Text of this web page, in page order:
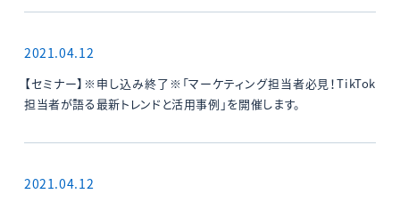
2021.04.12
【セミナー】※申し込み終了※「マーケティング担当者必見！TikTok
担当者が語る最新トレンドと活用事例」を開催します。
2021.04.12